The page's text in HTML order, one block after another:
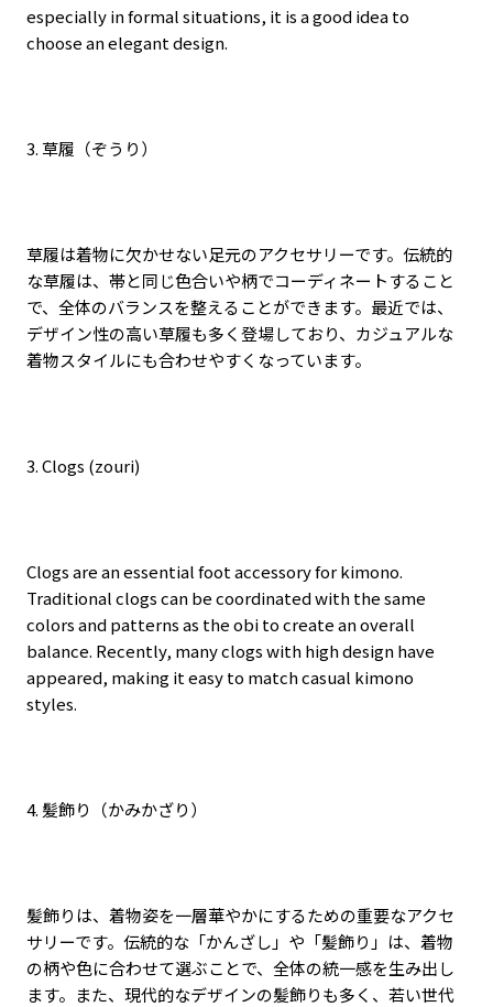
especially in formal situations, it is a good idea to
choose an elegant design.
3. 草履（ぞうり）
草履は着物に欠かせない足元のアクセサリーです。伝統的
な草履は、帯と同じ色合いや柄でコーディネートすること
で、全体のバランスを整えることができます。最近では、
デザイン性の高い草履も多く登場しており、カジュアルな
着物スタイルにも合わせやすくなっています。
3. Clogs (zouri)
Clogs are an essential foot accessory for kimono.
Traditional clogs can be coordinated with the same
colors and patterns as the obi to create an overall
balance. Recently, many clogs with high design have
appeared, making it easy to match casual kimono
styles.
4. 髪飾り（かみかざり）
髪飾りは、着物姿を一層華やかにするための重要なアクセ
サリーです。伝統的な「かんざし」や「髪飾り」は、着物
の柄や色に合わせて選ぶことで、全体の統一感を生み出し
ます。また、現代的なデザインの髪飾りも多く、若い世代